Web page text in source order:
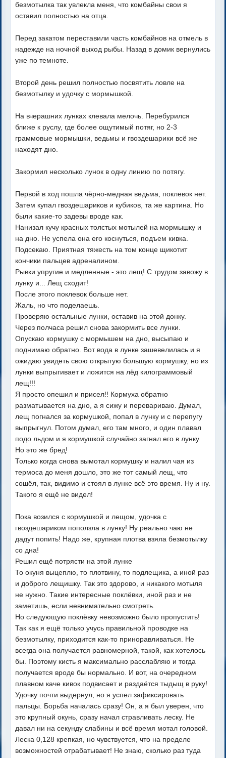
безмотылка так увлекла меня, что комбайны свои я
оставил полностью на отца.
Перед закатом переставили часть комбайнов на отмель в
надежде на ночной выход рыбы. Назад в домик вернулись
уже по темноте.
Второй день решил полностью посвятить ловле на
безмотылку и удочку с мормышкой.
На вчерашних лунках клевала мелочь. Перебурился
ближе к руслу, где более ощутимый потяг, но 2-3
граммовые мормышки, ведьмы и гвоздешарики всё же
находят дно.
Закормил несколько лунок в одну линию по потягу.
Первой в ход пошла чёрно-медная ведьма, поклевок нет.
Затем купал гвоздешариков и кубиков, та же картина. Но
были какие-то задевы вроде как.
Нанизал кучу красных толстых мотылей на мормышку и
на дно. Не успела она его коснуться, подъем кивка.
Подсекаю. Приятная тяжесть на том конце щикотит
кончики пальцев адреналином.
Рывки упругие и медленные - это лещ! С трудом завожу в
лунку и... Лещ сходит!
После этого поклевок больше нет.
Жаль, но что поделаешь.
Проверяю остальные лунки, оставив на этой донку.
Через полчаса решил снова закормить все лунки.
Опускаю кормушку с мормышем на дно, высыпаю и
поднимаю обратно. Вот вода в лунке зашевелилась и я
ожидаю увидеть свою открытую большую кормушку, но из
лунки выпрыгивает и ложится на лёд килограммовый
лещ!!!
Я просто опешил и присел!! Кормуха обратно
разматывается на дно, а я сижу и перевариваю. Думал,
лещ погнался за кормушкой, попал в лунку и с перепугу
выпрыгнул. Потом думал, его там много, и один плавал
подо льдом и я кормушкой случайно загнал его в лунку.
Но это же бред!
Только когда снова вымотал кормушку и налил чая из
термоса до меня дошло, это же тот самый лещ, что
сошёл, так, видимо и стоял в лунке всё это время. Ну и ну.
Такого я ещё не видел!
Пока возился с кормушкой и лещом, удочка с
гвоздешариком поползла в лунку! Ну реально чаю не
дадут попить! Надо же, крупная плотва взяла безмотылку
со дна!
Решил ещё потрясти на этой лунке
То окуня выцеплю, то плотвину, то подлещика, а иной раз
и доброго лещишку. Так это здорово, и никакого мотыля
не нужно. Такие интересные поклёвки, иной раз и не
заметишь, если невнимательно смотреть.
Но следующую поклёвку невозможно было пропустить!
Так как я ещё только учусь правильной проводке на
безмотылку, приходится как-то приноравливаться. Не
всегда она получается равномерной, такой, как хотелось
бы. Поэтому кисть я максимально расслабляю и тогда
получается вроде бы нормально. И вот, на очередном
плавном каче кивок подвисает и раздаётся тыдыщ в руку!
Удочку почти выдернул, но я успел зафиксировать
пальцы. Борьба началась сразу! Он, а я был уверен, что
это крупный окунь, сразу начал стравливать леску. Не
давал ни на секунду слабины и всё время мотал головой.
Леска 0,128 крепкая, но чувствуется, что на пределе
возможностей отрабатывает! Не знаю, сколько раз туда